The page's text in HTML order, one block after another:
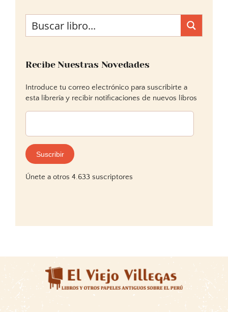
Recibe Nuestras Novedades
Introduce tu correo electrónico para suscribirte a
esta librería y recibir notificaciones de nuevos libros
Dirección
correo
electrónico:
Suscribir
Únete a otros 4.633 suscriptores